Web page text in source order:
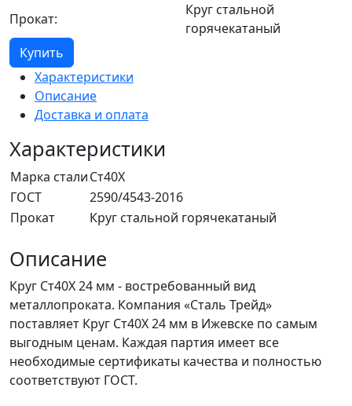
Прокат:
Круг стальной
горячекатаный
Купить
Характеристики
Описание
Доставка и оплата
Характеристики
Марка сталиСт40Х
ГОСТ
2590/4543-2016
Прокат
Круг стальной горячекатаный
Описание
Круг Ст40Х 24 мм - востребованный вид
металлопроката. Компания «Сталь Трейд»
поставляет Круг Ст40Х 24 мм в Ижевске по самым
выгодным ценам. Каждая партия имеет все
необходимые сертификаты качества и полностью
соответствуют ГОСТ.